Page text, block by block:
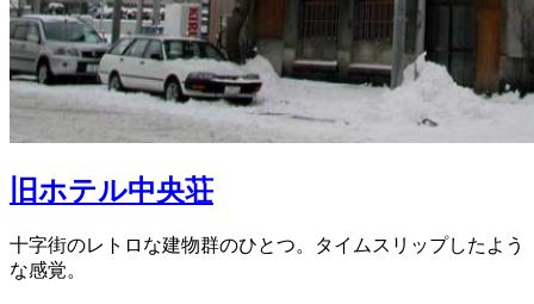
旧ホテル中央荘
十字街のレトロな建物群のひとつ。タイムスリップしたよう
な感覚。